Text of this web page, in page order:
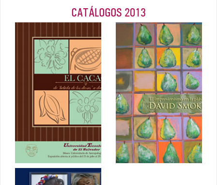
CATÁLOGOS 2013
El Cacao, de
bebida de los
dioses a
delicatessen
Julio 2013
El
impresionismo
en la plástica
de David
Smokler
Abril 2013
Gente,